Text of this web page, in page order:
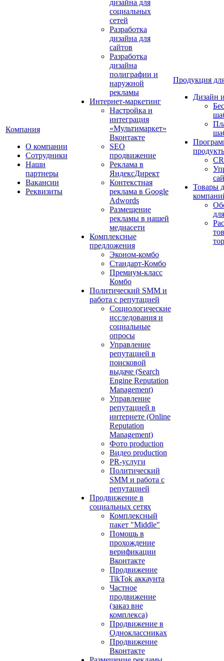
Компания
О компании
Сотрудники
Наши
партнеры
Вакансии
Реквизиты
дизайна для
социальных
сетей
Разработка
дизайна для
сайтов
Разработка
дизайна
полиграфии и
наружной
рекламы
Интернет-маркетинг
Настройка и
интеграция
«Мультимаркет»
Вконтакте
SEO
продвижение
Реклама в
ЯндексДирект
Контекстная
реклама в Google
Adwords
Размещение
рекламы в нашей
медиасети
Комплексные
предложения
Эконом-комбо
Стандарт-Комбо
Премиум-класс
Комбо
Политический SMM и
работа с репутацией
Социологические
исследования и
социальные
опросы
Управление
репутацией в
поисковой
выдаче (Search
Engine Reputation
Management)
Управление
репутацией в
интернете (Online
Reputation
Management)
Фото production
Видео production
PR-услуги
Политический
SMM и работа с
репутацией
Продвижение в
социальных сетях
Комплексный
пакет "Middle"
Помощь в
прохождение
верификации
Вконтакте
Продвижение
TikTok аккаунта
Частное
продвижение
(заказ вне
комплекса)
Продвижение в
Одноклассниках
Продвижение
Вконтакте
Продукция
Дизайн
Товары